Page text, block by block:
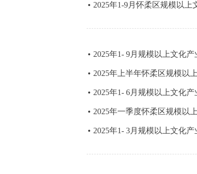
2025年1-9月怀柔区规模以
2025年1- 9月规模以上文化产
2025年上半年怀柔区规模以
2025年1- 6月规模以上文化产
2025年一季度怀柔区规模以
2025年1- 3月规模以上文化产